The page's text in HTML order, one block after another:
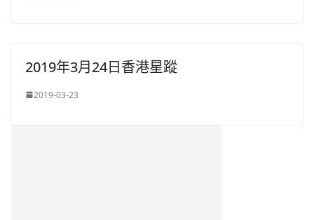
2019年3月24日香港星蹤
2019-03-23